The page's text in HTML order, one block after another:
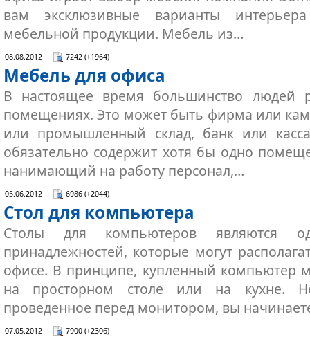
вам эксклюзивные варианты
мебельной продукции. Мебель из…
08.08.2012 7242 (+1964)
Мебель для офиса
В настоящее время большинство людей
помещениях. Это может быть фирма или
или промышленный склад, банк или
обязательно содержит хотя бы одно
нанимающий на работу персонал,…
05.06.2012 6986 (+2044)
Стол для компьютера
Столы для компьютеров являются
принадлежностей, которые могут
офисе. В принципе, купленный компьютер
на просторном столе или на кухне.
проведенное перед монитором, вы
07.05.2012 7900 (+2306)